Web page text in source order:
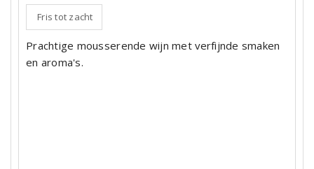
Fris tot zacht
Prachtige mousserende wijn met verfijnde smaken
en aroma's.